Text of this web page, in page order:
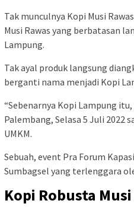
Tak munculnya Kopi Musi
Musi Rawas yang berbatasan
Lampung.
Tak ayal produk langsung
berganti nama menjadi Kopi
“Sebenarnya Kopi Lampung
Palembang, Selasa 5 Juli 2022
UMKM.
Sebuah, event Pra Forum
Sumbagsel yang terlenggara
Kopi Robusta